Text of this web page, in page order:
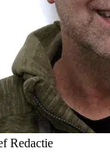
Redactie